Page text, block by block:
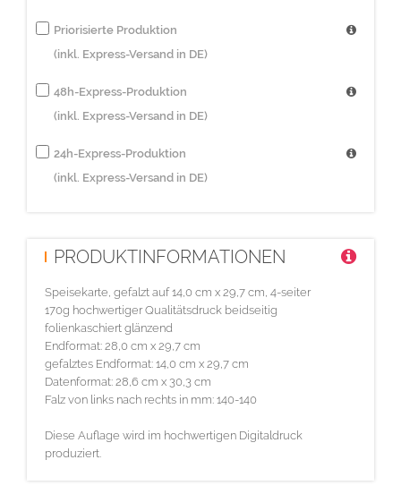
Priorisierte Produktion
(inkl. Express-Versand in DE)
48h-Express-Produktion
(inkl. Express-Versand in DE)
24h-Express-Produktion
(inkl. Express-Versand in DE)
PRODUKTINFORMATIONEN
Speisekarte, gefalzt auf 14,0 cm x 29,7 cm, 4-seiter
170g hochwertiger Qualitätsdruck beidseitig
folienkaschiert glänzend
Endformat: 28,0 cm x 29,7 cm
gefalztes Endformat: 14,0 cm x 29,7 cm
Datenformat: 28,6 cm x 30,3 cm
Falz von links nach rechts in mm: 140-140
Diese Auflage wird im hochwertigen Digitaldruck
produziert.